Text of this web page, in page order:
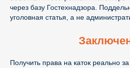
через базу Гостехнадзора.
уголовная статья, а не
Получить права на каток реально